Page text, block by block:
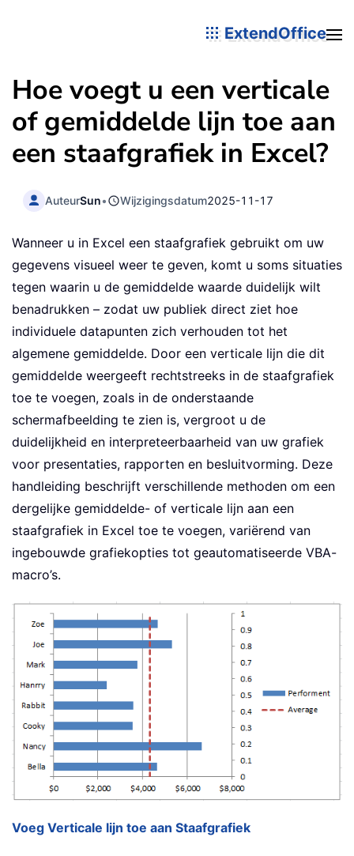
ExtendOffice
Hoe voegt u een verticale
of gemiddelde lijn toe aan
een staafgrafiek in Excel?
AuteurSun• Wijzigingsdatum2025-11-17
Wanneer u in Excel een staafgrafiek gebruikt om uw
gegevens visueel weer te geven, komt u soms situaties
tegen waarin u de gemiddelde waarde duidelijk wilt
benadrukken – zodat uw publiek direct ziet hoe
individuele datapunten zich verhouden tot het
algemene gemiddelde. Door een verticale lijn die dit
gemiddelde weergeeft rechtstreeks in de staafgrafiek
toe te voegen, zoals in de onderstaande
schermafbeelding te zien is, vergroot u de
duidelijkheid en interpreteerbaarheid van uw grafiek
voor presentaties, rapporten en besluitvorming. Deze
handleiding beschrijft verschillende methoden om een
dergelijke gemiddelde- of verticale lijn aan een
staafgrafiek in Excel toe te voegen, variërend van
ingebouwde grafiekopties tot geautomatiseerde VBA-
macro’s.
Voeg Verticale lijn toe aan Staafgrafiek